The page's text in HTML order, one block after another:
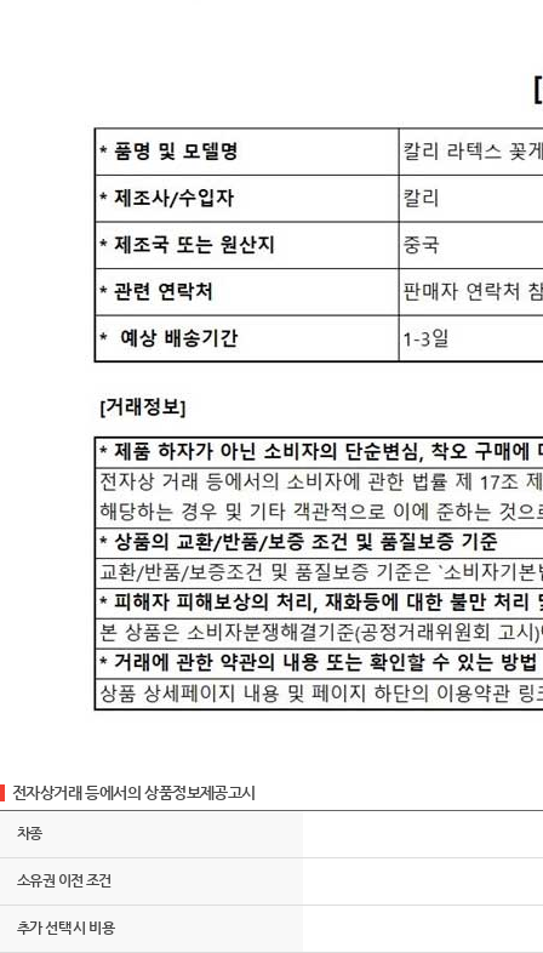
전자상거래 등에서의 상품정보제공고시
차종
소유권 이전 조건
추가 선택 시 비용